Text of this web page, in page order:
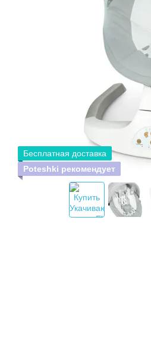
Бесплатная доставка
Poteshki рекомендует